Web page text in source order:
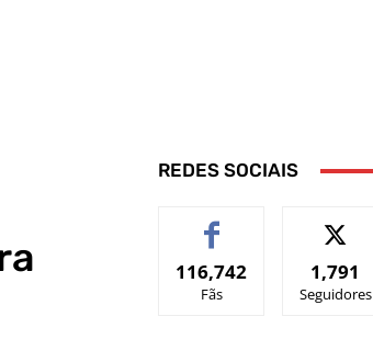
REDES SOCIAIS
116,742
Fãs
1,791
Seguidores